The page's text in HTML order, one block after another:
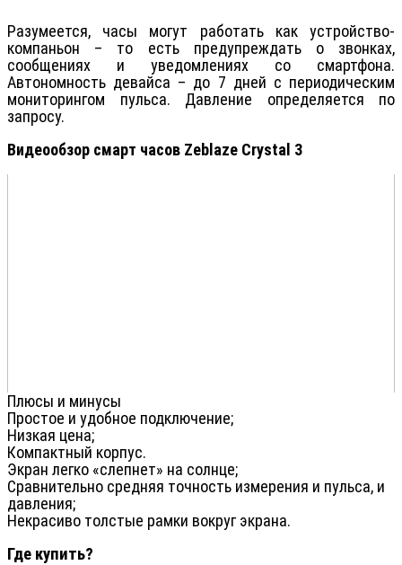
Разумеется, часы могут работать как устройство-
компаньон – то есть предупреждать о звонках,
сообщениях и уведомлениях со смартфона.
Автономность девайса – до 7 дней с периодическим
мониторингом пульса. Давление определяется по
запросу.
Видеообзор смарт часов Zeblaze Crystal 3
Плюсы и минусы
Простое и удобное подключение;
Низкая цена;
Компактный корпус.
Экран легко «слепнет» на солнце;
Сравнительно средняя точность измерения и пульса, и
давления;
Некрасиво толстые рамки вокруг экрана.
Где купить?